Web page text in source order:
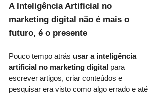
A Inteligência Artificial no
marketing digital não é mais o
futuro, é o presente
Pouco tempo atrás usar a inteligência
artificial no marketing digital para
escrever artigos, criar conteúdos e
pesquisar era visto como algo errado e até